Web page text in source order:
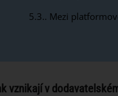
5.3. Mezi
vznikají v